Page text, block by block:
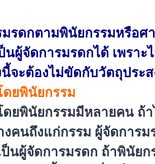
มรดกตามพินัยกรรมหรือศ
นผู้จัดการมรดกได้ เพรา
จะต้องไม่ขัดกับวัตถุประ
ยพินัยกรรม
ยพินัยกรรมมีหลายคน ถ้
งคนถึงแก่กรรม ผู้จัดการ
ป็นผู้จัดการมรดก ถ้าพินัย